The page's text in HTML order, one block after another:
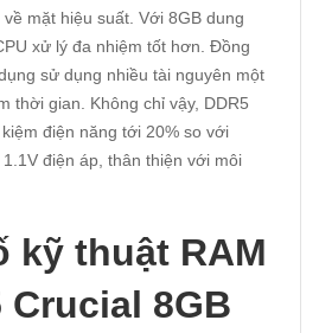
mặt hiệu suất. Với 8GB dung
xử lý đa nhiệm tốt hơn. Đồng
sử dụng nhiều tài nguyên một
thời gian. Không chỉ vậy, DDR5
điện năng tới 20% so với
điện áp, thân thiện với môi
kỹ thuật RAM
Crucial 8GB